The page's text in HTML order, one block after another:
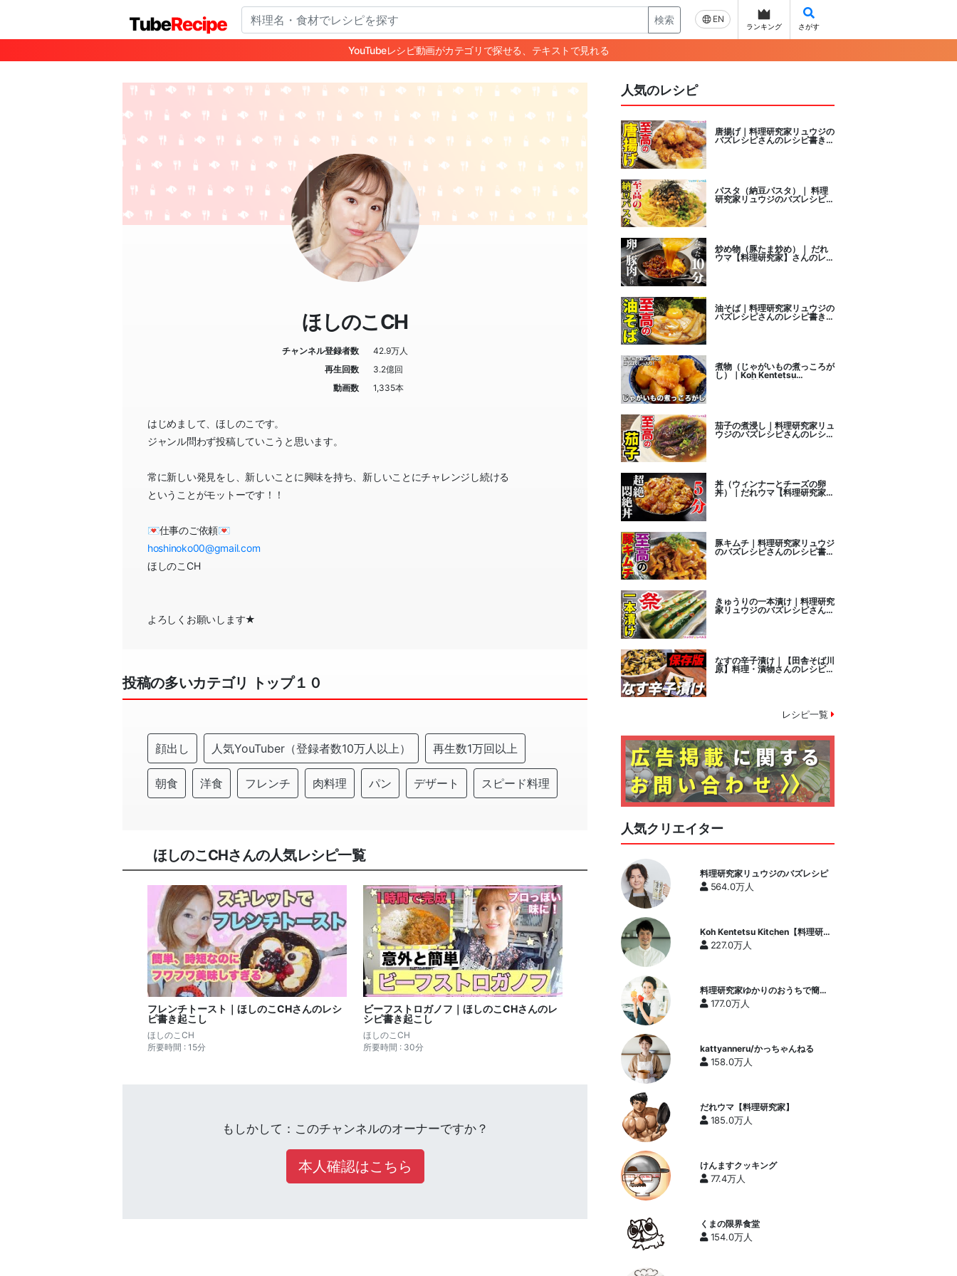
検索 EN
ランキング さがす
YouTubeレシピ動画がカテゴリで探せる、テキストで見れる
ほしのこCH
チャンネル登録者数
42.9万人
再生回数
3.2億回
動画数
1,335本
はじめまして、ほしのこです。
ジャンル問わず投稿していこうと思います。
常に新しい発見をし、新しいことに興味を持ち、新しいことにチャレンジし続ける
ということがモットーです！！
💌仕事のご依頼💌
hoshinoko00@gmail.com
ほしのこCH
よろしくお願いします★
投稿の多いカテゴリ トップ１０
顔出し 人気YouTuber（登録者数10万人以上） 再生数1万回以上
朝食 洋食 フレンチ 肉料理 パン デザート スピード料理
ほしのこCHさんの人気レシピ一覧
フレンチトースト｜ほしのこCHさんのレシ
ピ書き起こし
ほしのこCH
所要時間 : 15分
ビーフストロガノフ｜ほしのこCHさんのレ
シピ書き起こし
ほしのこCH
所要時間 : 30分
もしかして：このチャンネルのオーナーですか？
本人確認はこちら
人気のレシピ
唐揚げ｜料理研究家リュウジの
バズレシピさんのレシピ書き起
パスタ（納豆パスタ）｜ 料理
研究家リュウジのバズレシピさ
んのレシピ書き起こし
炒め物（豚たま炒め）｜ だれ
ウマ【料理研究家】さんのレシ
油そば｜料理研究家リュウジの
バズレシピさんのレシピ書き起
煮物（じゃがいもの煮っころが
し）｜Koh Kentetsu
茄子の煮浸し｜料理研究家リュ
ウジのバズレシピさんのレシピ
書き起こし
丼（ウィンナーとチーズの卵
丼）｜だれウマ【料理研究家】
豚キムチ｜料理研究家リュウジ
のバズレシピさんのレシピ書き
起こし
きゅうりの一本漬け｜料理研究
家リュウジのバズレシピさんの
なすの辛子漬け｜【田舎そば川
原】料理・漬物さんのレシピ書
き起こし
レシピ一覧
人気クリエイター
料理研究家リュウジのバズレシピ
564.0万人
Koh Kentetsu Kitchen【料理研究
家コウケンテツ公式チャンネル】
227.0万人
料理研究家ゆかりのおうちで簡単
レシピ / Yukari's Kitchen
177.0万人
kattyanneru/かっちゃんねる
158.0万人
だれウマ【料理研究家】
185.0万人
けんますクッキング
77.4万人
くまの限界食堂
154.0万人